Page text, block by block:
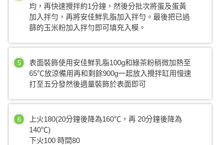
均，再快速攪拌約1分鐘，然後分批次將蛋及蛋黃
加入拌勻，再將安佳鮮乳脂加入拌勻。最後把已過
篩的玉米粉加入拌勻即可填充入模。
5
表面裝飾使用安佳鮮乳脂100g和綠茶粉稍微加熱至
65℃放涼備用再和剩餘900g一起放入攪拌缸用慢速
打至五分發然後適量裝飾於表面即可
6
上火180(20分鐘後降為160℃，再 20分鐘後降為
140℃)
下火100 時間80